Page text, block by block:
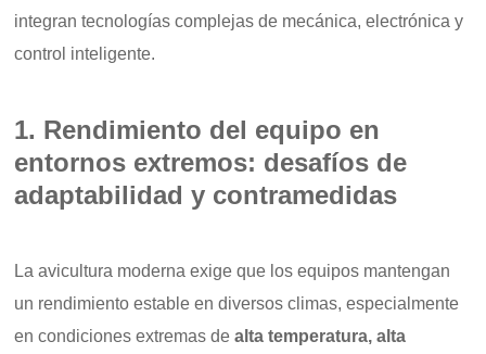
integran tecnologías complejas de mecánica, electrónica y
control inteligente.
1. Rendimiento del equipo en
entornos extremos: desafíos de
adaptabilidad y contramedidas
La avicultura moderna exige que los equipos mantengan
un rendimiento estable en diversos climas, especialmente
en condiciones extremas dealta temperatura, alta